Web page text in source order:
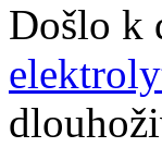
Došlo k